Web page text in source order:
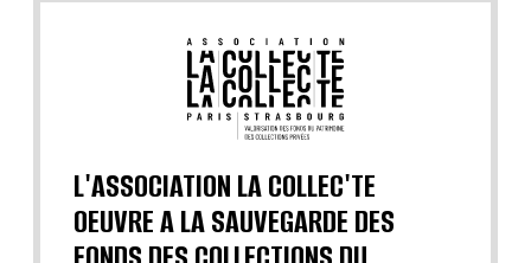
L'ASSOCIATION LA COLLEC'TE
OEUVRE A LA SAUVEGARDE DES